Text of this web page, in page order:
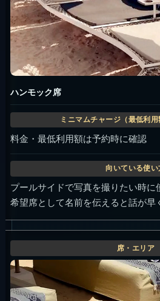
ハンモック席
料金・最低利用額は予約時に確認
プールサイドで写真を撮りたい時に
希望席として名前を伝えると話が早